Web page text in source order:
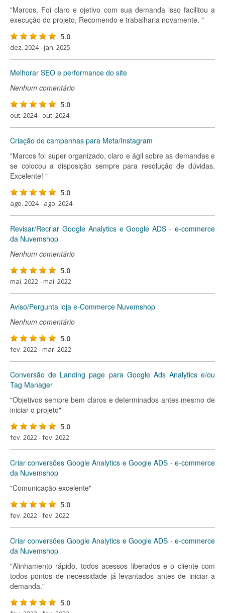
"Marcos, Foi claro e ojetivo com sua demanda isso facilitou a
execução do projeto, Recomendo e trabalharia novamente. "
5.0
dez. 2024 - jan. 2025
Melhorar SEO e performance do site
Nenhum comentário
5.0
out. 2024 - out. 2024
Criação de campanhas para Meta/Instagram
"Marcos foi super organizado, claro e ágil sobre as demandas e
se colocou a disposição sempre para resolução de dúvidas.
Excelente! "
5.0
ago. 2024 - ago. 2024
Revisar/Recriar Google Analytics e Google ADS - e-commerce
da Nuvemshop
Nenhum comentário
5.0
mai. 2022 - mai. 2022
Aviso/Pergunta loja e-Commerce Nuvemshop
Nenhum comentário
5.0
fev. 2022 - mar. 2022
Conversão de Landing page para Google Ads Analytics e/ou
Tag Manager
"Objetivos sempre bem claros e determinados antes mesmo de
iniciar o projeto"
5.0
fev. 2022 - fev. 2022
Criar conversões Google Analytics e Google ADS - e-commerce
da Nuvemshop
"Comunicação excelente"
5.0
fev. 2022 - fev. 2022
Criar conversões Google Analytics e Google ADS - e-commerce
da Nuvemshop
"Alinhamento rápido, todos acessos liberados e o cliente com
todos pontos de necessidade já levantados antes de iniciar a
demanda."
5.0